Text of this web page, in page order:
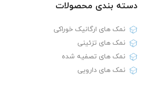
دسته بندی‌ محصولات
نمک های ارگانیک خوراکی
نمک های تزئینی
نمک های تصفیه شده
نمک های دارویی